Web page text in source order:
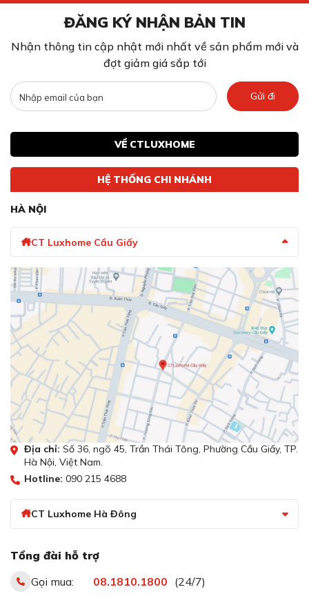
ĐĂNG KÝ NHẬN BẢN TIN
Nhận thông tin cập nhật mới nhất về sản phẩm mới và
đợt giảm giá sắp tới
Gửi đi
VỀ CTLUXHOME
HỆ THỐNG CHI NHÁNH
HÀ NỘI
CT Luxhome Cầu Giấy
Địa chỉ: Số 36, ngõ 45, Trần Thái Tông, Phường Cầu Giấy, TP.
Hà Nội, Việt Nam.
Hotline: 090 215 4688
CT Luxhome Hà Đông
Tổng đài hỗ trợ
Gọi mua:
08.1810.1800 (24/7)